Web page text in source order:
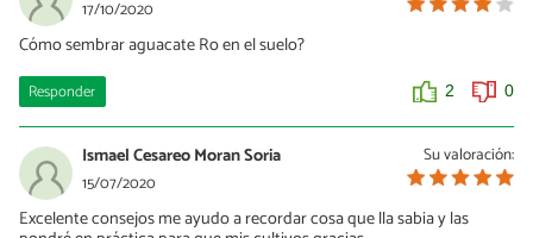
17/10/2020
Cómo sembrar aguacate Ro en el suelo?
Responder 2 0
Su valoración:
Ismael Cesareo Moran Soria
15/07/2020
Excelente consejos me ayudo a recordar cosa que lla sabia y las